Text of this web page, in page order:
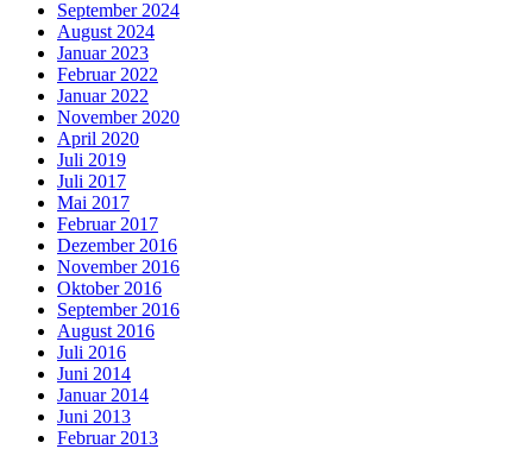
September 2024
August 2024
Januar 2023
Februar 2022
Januar 2022
November 2020
April 2020
Juli 2019
Juli 2017
Mai 2017
Februar 2017
Dezember 2016
November 2016
Oktober 2016
September 2016
August 2016
Juli 2016
Juni 2014
Januar 2014
Juni 2013
Februar 2013